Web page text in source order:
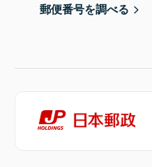
郵便番号を調べる